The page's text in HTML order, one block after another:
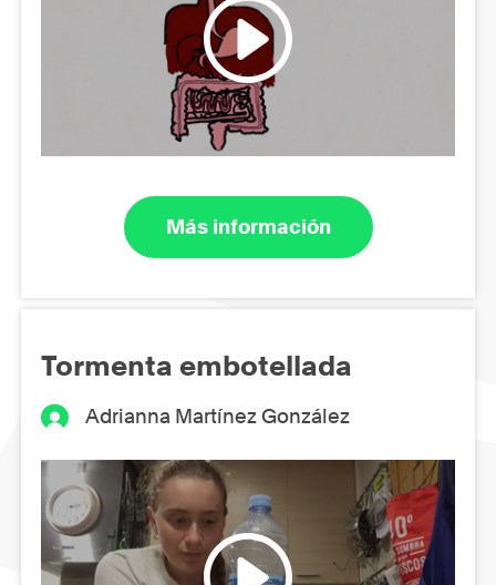
Más información
Tormenta embotellada
Adrianna Martínez González